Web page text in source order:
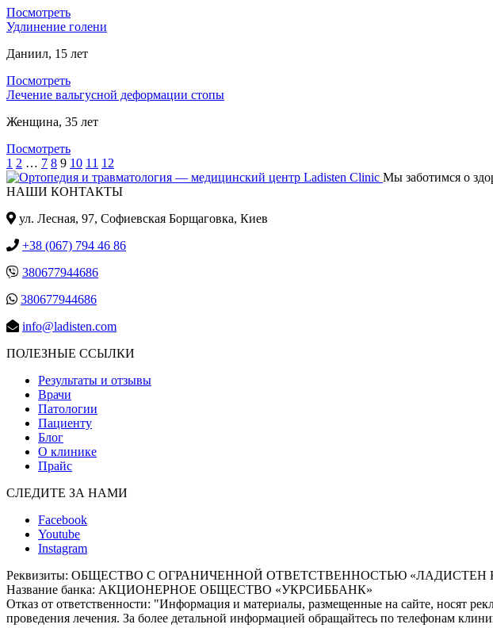
Посмотреть
Удлинение голени
Даниил, 15 лет
Посмотреть
Лечение вальгусной деформации стопы
Женщина, 35 лет
Посмотреть
1 2 … 7 8 9 10 11 12
Мы заботимся о
НАШИ КОНТАКТЫ
ул. Лесная, 97, Cофиевская Борщаговка, Киев
+38 (067) 794 46 86
380677944686
380677944686
info@ladisten.com
ПОЛЕЗНЫЕ ССЫЛКИ
Результаты и отзывы
Врачи
Патологии
Пациенту
Блог
О клинике
Прайс
СЛЕДИТЕ ЗА НАМИ
Facebook
Youtube
Instagram
Реквизиты: ОБЩЕСТВО С ОГРАНИЧЕННОЙ ОТВЕТСТВЕННОСТЬЮ «ЛАДИСТЕН
Название банка: АКЦИОНЕРНОЕ ОБЩЕСТВО «УКРСИББАНК»
Отказ от ответственности: "Информация и материалы, размещенные на сайте, носят
проведения лечения. За более детальной информацией обращайтесь по телефонам